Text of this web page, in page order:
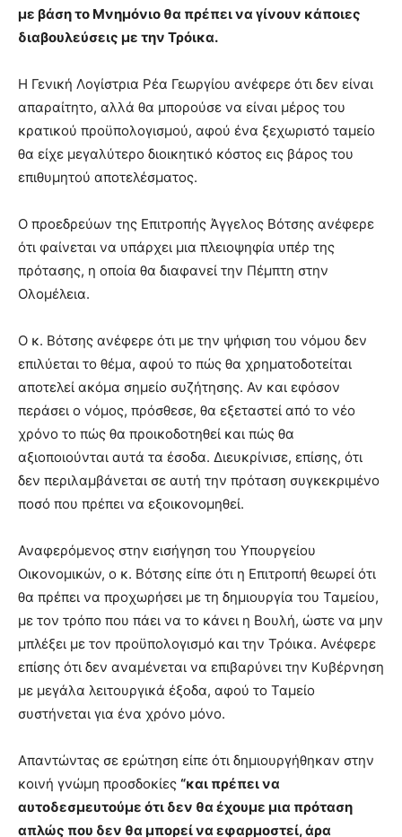
με βάση το Μνημόνιο θα πρέπει να γίνουν κάποιες
διαβουλεύσεις με την Τρόικα.
Η Γενική Λογίστρια Ρέα Γεωργίου ανέφερε ότι δεν είναι
απαραίτητο, αλλά θα μπορούσε να είναι μέρος του
κρατικού προϋπολογισμού, αφού ένα ξεχωριστό ταμείο
θα είχε μεγαλύτερο διοικητικό κόστος εις βάρος του
επιθυμητού αποτελέσματος.
Ο προεδρεύων της Επιτροπής Άγγελος Βότσης ανέφερε
ότι φαίνεται να υπάρχει μια πλειοψηφία υπέρ της
πρότασης, η οποία θα διαφανεί την Πέμπτη στην
Ολομέλεια.
Ο κ. Βότσης ανέφερε ότι με την ψήφιση του νόμου δεν
επιλύεται το θέμα, αφού το πώς θα χρηματοδοτείται
αποτελεί ακόμα σημείο συζήτησης. Αν και εφόσον
περάσει ο νόμος, πρόσθεσε, θα εξεταστεί από το νέο
χρόνο το πώς θα προικοδοτηθεί και πώς θα
αξιοποιούνται αυτά τα έσοδα. Διευκρίνισε, επίσης, ότι
δεν περιλαμβάνεται σε αυτή την πρόταση συγκεκριμένο
ποσό που πρέπει να εξοικονομηθεί.
Αναφερόμενος στην εισήγηση του Υπουργείου
Οικονομικών, ο κ. Βότσης είπε ότι η Επιτροπή θεωρεί ότι
θα πρέπει να προχωρήσει με τη δημιουργία του Ταμείου,
με τον τρόπο που πάει να το κάνει η Βουλή, ώστε να μην
μπλέξει με τον προϋπολογισμό και την Τρόικα. Ανέφερε
επίσης ότι δεν αναμένεται να επιβαρύνει την Κυβέρνηση
με μεγάλα λειτουργικά έξοδα, αφού το Ταμείο
συστήνεται για ένα χρόνο μόνο.
Απαντώντας σε ερώτηση είπε ότι δημιουργήθηκαν στην
κοινή γνώμη προσδοκίες “και πρέπει να
αυτοδεσμευτούμε ότι δεν θα έχουμε μια πρόταση
απλώς που δεν θα μπορεί να εφαρμοστεί, άρα